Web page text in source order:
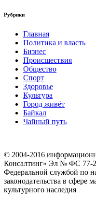
Рубрики
Главная
Политика и власть
Бизнес
Происшествия
Общество
Cпорт
Здоровье
Культура
Город живёт
Байкал
Чайный путь
© 2004-2016
Консалтинг» Эл № ФС 77-
Федеральной службой по
законодательства в сфере
культурного наследия